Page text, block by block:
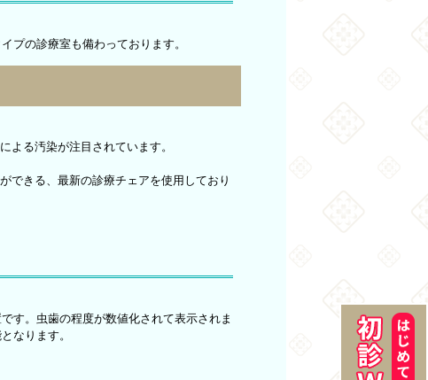
プの診療室も備わっております。
よる汚染が注目されています。
できる、最新の診療チェアを使用しており
す。虫歯の程度が数値化されて表示されま
なります。